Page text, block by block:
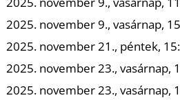
2025. november 9., vasárnap,
2025. november 21., péntek,
2025. november 23., vasárnap,
2025. november 23., vasárnap,